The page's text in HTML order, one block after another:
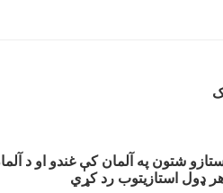
استازو شتون په آلمان کې غندو او
ډول استازیتوب رد کړي